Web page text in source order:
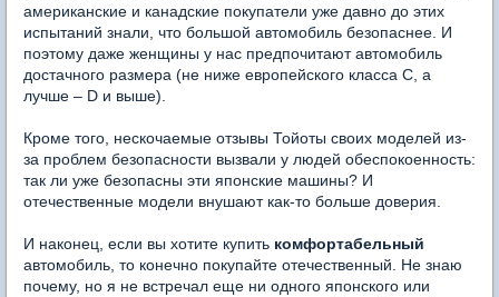
американские и канадские покупатели уже давно до этих
испытаний знали, что большой автомобиль безопаснее. И
поэтому даже женщины у нас предпочитают автомобиль
достачного размера (не ниже европейского класса С, а
лучше – D и выше).
Кроме того, нескочаемые отзывы Тойоты своих моделей из-
за проблем безопасности вызвали у людей обеспокоенность:
так ли уже безопасны эти японские машины? И
отечественные модели внушают как-то больше доверия.
И наконец, если вы хотите купить комфортабельный
автомобиль, то конечно покупайте отечественный. Не знаю
почему, но я не встречал еще ни одного японского или